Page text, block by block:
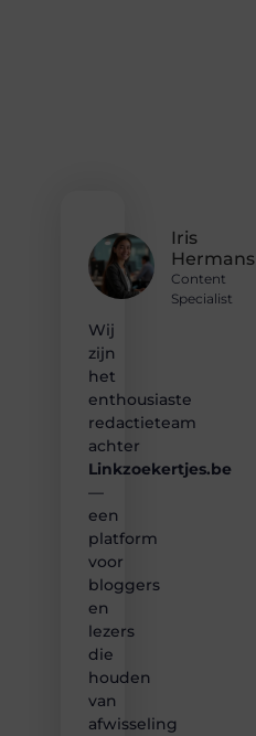
Iris
Hermans
Content
Specialist
Wij
zijn
het
enthousiaste
redactieteam
achter
Linkzoekertjes.be
—
een
platform
voor
bloggers
en
lezers
die
houden
van
afwisseling